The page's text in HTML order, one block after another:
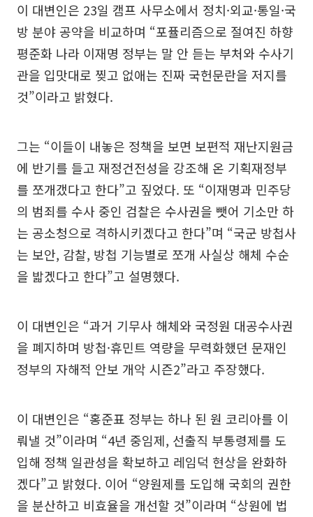
이 대변인은 23일 캠프 사무소에서 정치·외교·통일·국
방 분야 공약을 비교하며 “포퓰리즘으로 절여진 하향
평준화 나라 이재명 정부는 말 안 듣는 부처와 수사기
관을 입맛대로 찢고 없애는 진짜 국헌문란을 저지를
것”이라고 밝혔다.
그는 “이들이 내놓은 정책을 보면 보편적 재난지원금
에 반기를 들고 재정건전성을 강조해 온 기획재정부
를 쪼개갰다고 한다”고 짚었다. 또 “이재명과 민주당
의 범죄를 수사 중인 검찰은 수사권을 뺏어 기소만 하
는 공소청으로 격하시키겠다고 한다”며 “국군 방첩사
는 보안, 감찰, 방첩 기능별로 쪼개 사실상 해체 수순
을 밟겠다고 한다”고 설명했다.
이 대변인은 “과거 기무사 해체와 국정원 대공수사권
을 폐지하며 방첩·휴민트 역량을 무력화했던 문재인
정부의 자해적 안보 개악 시즌2”라고 주장했다.
이 대변인은 “홍준표 정부는 하나 된 원 코리아를 이
뤄낼 것”이라며 “4년 중임제, 선출직 부통령제를 도
입해 정책 일관성을 확보하고 레임덕 현상을 완화하
겠다”고 밝혔다. 이어 “양원제를 도입해 국회의 권한
을 분산하고 비효율을 개선할 것”이라며 “상원에 법